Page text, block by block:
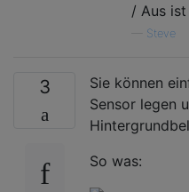
/ Aus
Steve
3
Sie können
Sensor legen
So was: